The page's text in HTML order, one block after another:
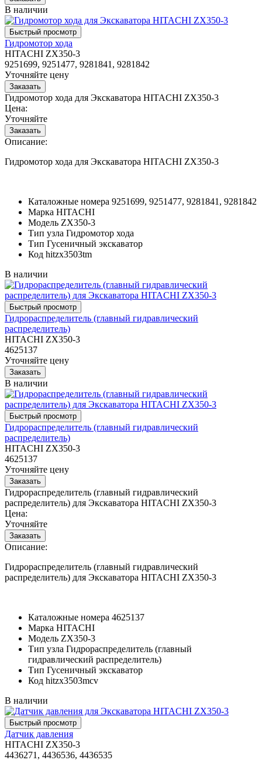
В наличии
Гидромотор хода
HITACHI ZX350-3
9251699, 9251477, 9281841, 9281842
Уточняйте цену
Гидромотор хода для Экскаватора HITACHI ZX350-3
Цена:
Уточняйте
Описание:
Гидромотор хода для Экскаватора HITACHI ZX350-3
Каталожные номера 9251699, 9251477, 9281841, 9281842
Марка HITACHI
Модель ZX350-3
Тип узла Гидромотор хода
Тип Гусеничный экскаватор
Код hitzx3503tm
В наличии
Гидрораспределитель (главный гидравлический
распределитель)
HITACHI ZX350-3
4625137
Уточняйте цену
В наличии
Гидрораспределитель (главный гидравлический
распределитель)
HITACHI ZX350-3
4625137
Уточняйте цену
Гидрораспределитель (главный гидравлический
распределитель) для Экскаватора HITACHI ZX350-3
Цена:
Уточняйте
Описание:
Гидрораспределитель (главный гидравлический
распределитель) для Экскаватора HITACHI ZX350-3
Каталожные номера 4625137
Марка HITACHI
Модель ZX350-3
Тип узла Гидрораспределитель (главный
гидравлический распределитель)
Тип Гусеничный экскаватор
Код hitzx3503mcv
В наличии
Датчик давления
HITACHI ZX350-3
4436271, 4436536, 4436535